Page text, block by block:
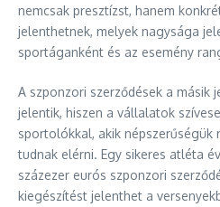
nemcsak presztízst, hanem
jelenthetnek, melyek nagysága
sportáganként és az esemény
A szponzori szerződések a másik
jelentik, hiszen a vállalatok
sportolókkal, akik népszerűségük
tudnak elérni. Egy sikeres atléta
százezer eurós szponzori
kiegészítést jelenthet a